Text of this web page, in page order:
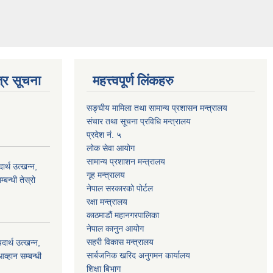
सूचना
उत्खन्न,
तेस्रो
उत्खन्न,
सम्बन्धी
महत्त्वपूर्ण लिंकहरु
सङ्घीय मामिला तथा सामान्य प्रशासन मन्त्रालय
संचार तथा सूचना प्रविधि मन्त्रालय
प्रदेश नं. ५
लोक सेवा आयोग
सामान्य प्रशाशन मन्त्रालय
गृह मन्त्रालय
नेपाल सरकारको पोर्टल
रक्षा मन्त्रालय
काठमाडौं महानगरपालिका
नेपाल कानुन आयोग
सहरी विकास मन्त्रालय
सार्बजनिक खरिद अनुगमन कार्यालय
शिक्षा बिभाग